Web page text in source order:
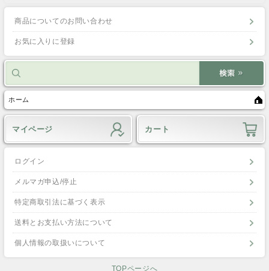
商品についてのお問い合わせ
お気に入りに登録
ホーム
マイページ カート
ログイン
メルマガ申込/停止
特定商取引法に基づく表示
送料とお支払い方法について
個人情報の取扱いについて
TOPページへ